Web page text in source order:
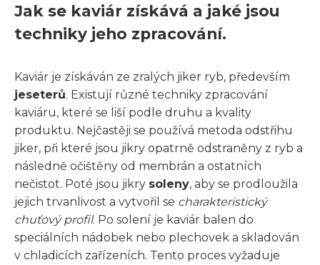
Jak se kaviár získává a jaké jsou
techniky jeho zpracování.
Kaviár je získáván ze zralých jiker ryb, především
jeseterů. Existují různé techniky zpracování
kaviáru, které se liší podle druhu a kvality
produktu. Nejčastěji se používá metoda odstřihu
jiker, při které jsou jikry opatrně odstraněny z ryb a
následně očištěny od membrán a ostatních
nečistot. Poté jsou jikry soleny, aby se prodloužila
jejich trvanlivost a vytvořil se charakteristický
chuťový profil. Po solení je kaviár balen do
speciálních nádobek nebo plechovek a skladován
v chladicích zařízeních. Tento proces vyžaduje